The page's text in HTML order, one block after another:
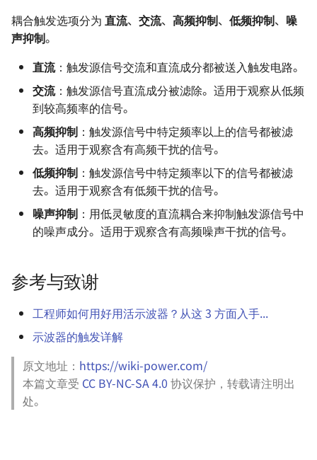
耦合触发选项分为 直流、 交流、 高频抑制、 低频抑制、 噪
声抑制。
直流：触发源信号交流和直流成分都被送入触发电路。
交流：触发源信号直流成分被滤除。适用于观察从低频
到较高频率的信号。
高频抑制 ：触发源信号中特定频率以上的信号都被滤
去。适用于观察含有高频干扰的信号。
低频抑制 ：触发源信号中特定频率以下的信号都被滤
去。适用于观察含有低频干扰的信号。
噪声抑制 ：用低灵敏度的直流耦合来抑制触发源信号中
的噪声成分。适用于观察含有高频噪声干扰的信号。
参考与致谢
工程师如何用好用活示波器？从这 3 方面入手...
示波器的触发详解
原文地址： https://wiki-power.com/
本篇文章受 CC BY-NC-SA 4.0 协议保护，转载请注明出
处。